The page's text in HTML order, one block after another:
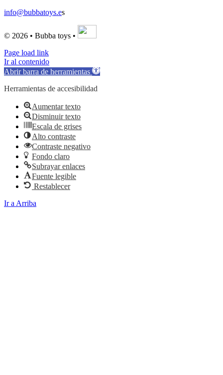
info@bubbatoys.es
© 2026 • Bubba toys •
Page load link
Ir al contenido
Abrir barra de herramientas
Herramientas de accesibilidad
Aumentar texto
Disminuir texto
Escala de grises
Alto contraste
Contraste negativo
Fondo claro
Subrayar enlaces
Fuente legible
Restablecer
Ir a Arriba